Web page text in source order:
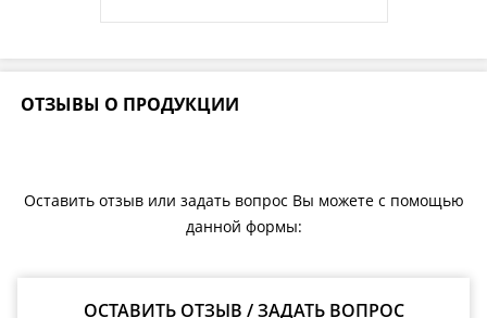
ОТЗЫВЫ О ПРОДУКЦИИ
Оставить отзыв или задать вопрос Вы можете с помощью
данной формы:
ОСТАВИТЬ ОТЗЫВ / ЗАДАТЬ ВОПРОС